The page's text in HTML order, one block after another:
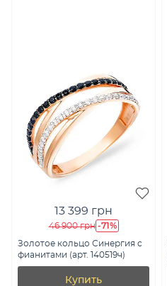
13 399 грн
46 900 грн -71%
Золотое кольцо Синергия с
фианитами (арт. 140519ч)
Купить